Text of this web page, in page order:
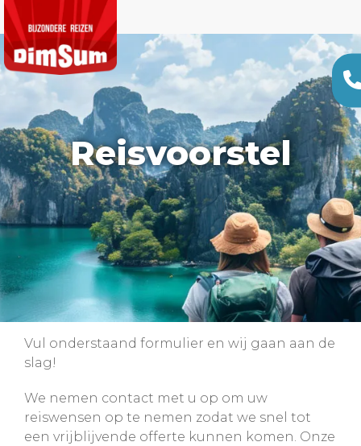
Reisvoorstel
Vul onderstaand formulier en wij gaan aan de
slag!
We nemen contact met u op om uw
reiswensen op te nemen zodat we snel tot
een vrijblijvende offerte kunnen komen. Onze